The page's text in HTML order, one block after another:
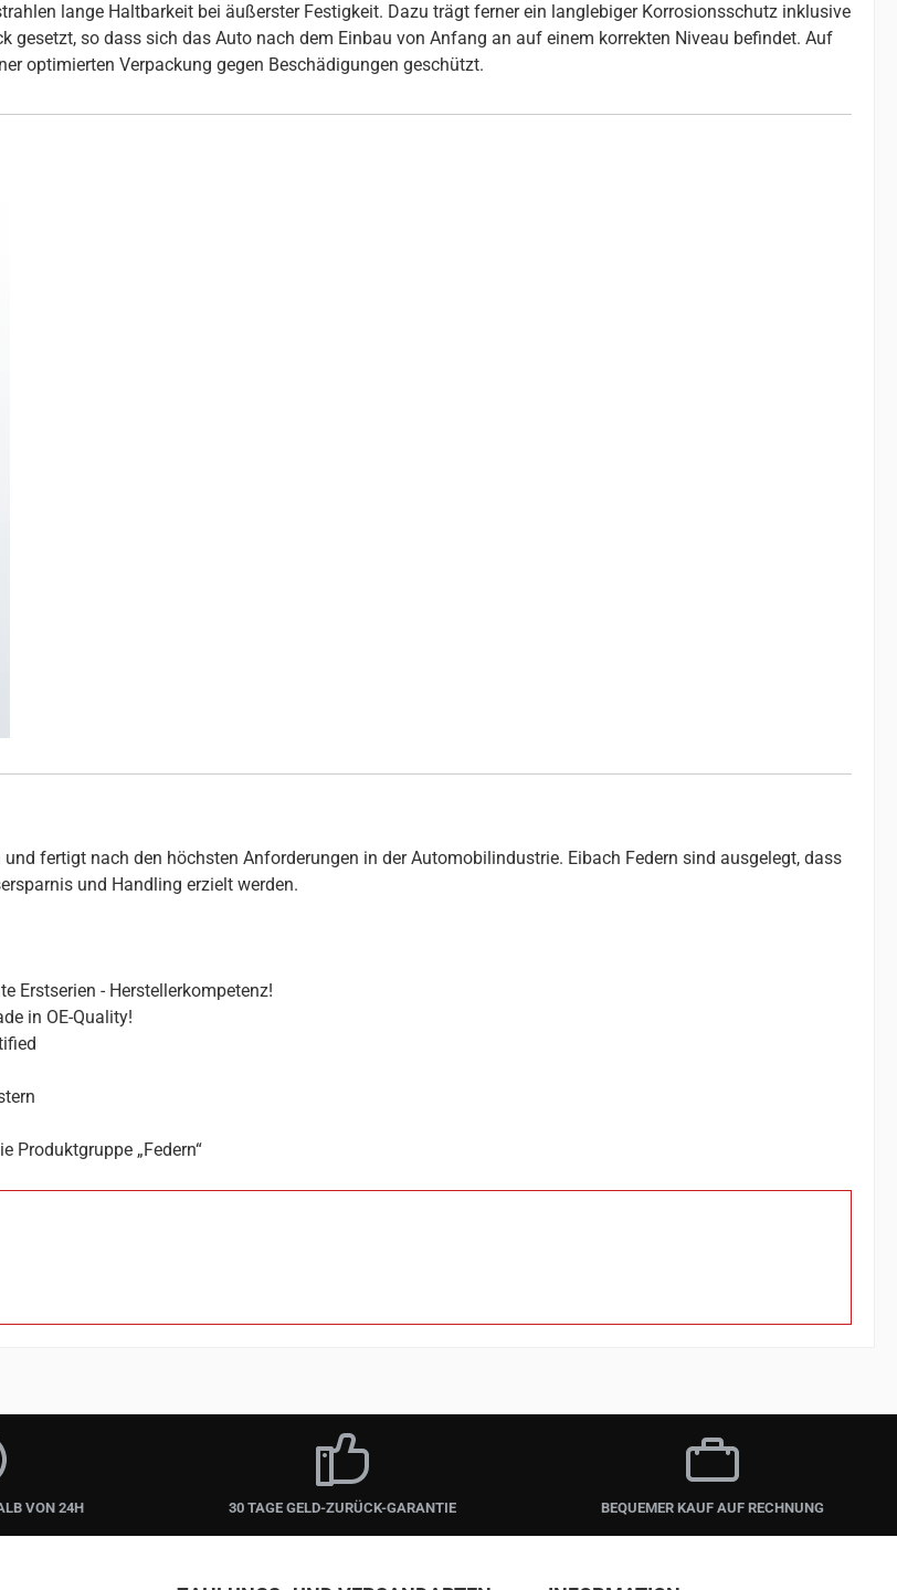
lange Haltbarkeit bei äußerster Festigkeit. Dazu trägt ferner ein langlebiger Korrosionsschutz inklusive
gesetzt, so dass sich das Auto nach dem Einbau von Anfang an auf einem korrekten Niveau befindet. Auf
optimierten Verpackung gegen Beschädigungen geschützt.
fertigt nach den höchsten Anforderungen in der Automobilindustrie. Eibach Federn sind ausgelegt, dass
und Handling erzielt werden.
Erstserien - Herstellerkompetenz!
in OE-Quality!
Produktgruppe „Federn“
VON 24H 30 TAGE GELD-ZURÜCK-GARANTIE BEQUEMER KAUF AUF RECHNUNG